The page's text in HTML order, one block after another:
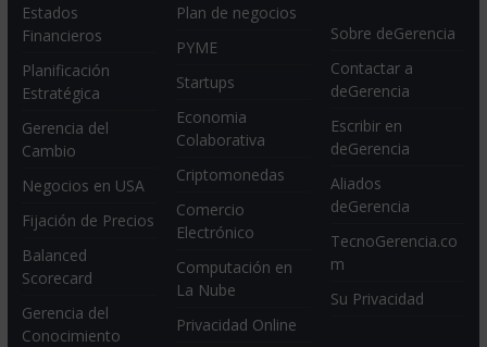
Estados
Financieros
Planificación
Estratégica
Gerencia del
Cambio
Negocios en USA
Fijación de Precios
Balanced
Scorecard
Gerencia del
Conocimiento
Plan de negocios
PYME
Startups
Economia
Colaborativa
Criptomonedas
Comercio
Electrónico
Computación en
La Nube
Privacidad Online
Sobre deGerencia
Contactar a
deGerencia
Escribir en
deGerencia
Aliados
deGerencia
TecnoGerencia.co
m
Su Privacidad